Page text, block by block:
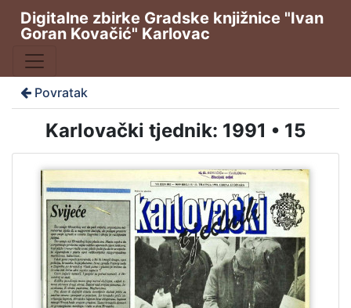
Digitalne zbirke Gradske knjižnice "Ivan
Goran Kovačić" Karlovac
Povratak
Karlovački tjednik: 1991 • 15